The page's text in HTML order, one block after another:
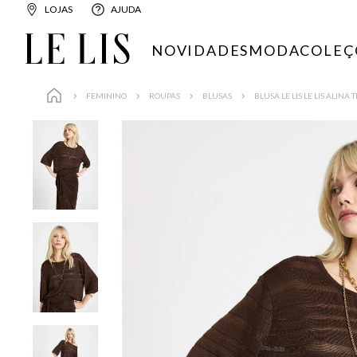
LOJAS AJUDA
NOVIDADESMODA
FEMININO ROUPAS BLUSAS BLUSA LE LIS LE LIS ALINA